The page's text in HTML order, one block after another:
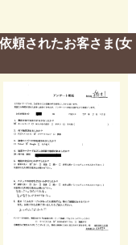
頼されたお客さま(女